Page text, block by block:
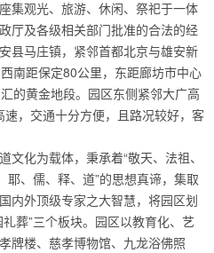
集观光、旅游、休闲、祭祀于一体
厅及各级相关部门批准的合法的经
县马庄镇，紧邻首都北京与雄安新
南距保定80公里，东距廊坊市中心
的黄金地段。园区东侧紧邻大广高
，交通十分方便，且路况较好，客
文化为载体，秉承着“敬天、法祖、
耶、儒、释、道”的思想真谛，集取
内外顶级专家之大智慧，将园区划
葬”三个板块。园区以教育化、艺
牌楼、慈孝博物馆、九龙浴佛照